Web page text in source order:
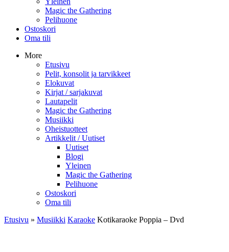
Magic the Gathering
Pelihuone
Ostoskori
Oma tili
More
Etusivu
Pelit, konsolit ja tarvikkeet
Elokuvat
Kirjat / sarjakuvat
Lautapelit
Magic the Gathering
Musiikki
Oheistuotteet
Artikkelit / Uutiset
Uutiset
Blogi
Yleinen
Magic the Gathering
Pelihuone
Ostoskori
Oma tili
Etusivu » Musiikki Karaoke Kotikaraoke Poppia – Dvd